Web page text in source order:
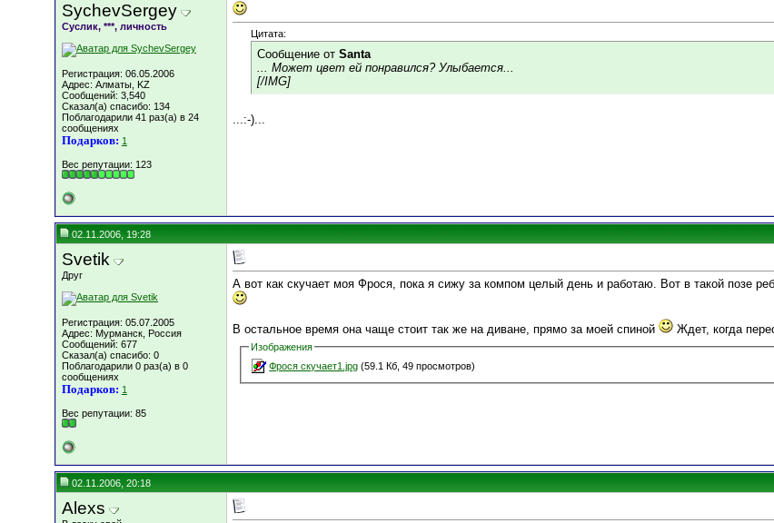
SychevSergey
Суслик, ***, личность
Регистрация: 06.05.2006
Адрес: Алматы, KZ
Сообщений: 3,540
Сказал(а) спасибо: 134
Поблагодарили 41 раз(а) в 24
сообщениях
Подарков: 1
Вес репутации: 123
Цитата:
Сообщение от Santa
... Может цвет ей понравился? Улыбается...
[/IMG]
...:-)...
02.11.2006, 19:28
Svetik
Друг
Регистрация: 05.07.2005
Адрес: Мурманск, Россия
Сообщений: 677
Сказал(а) спасибо: 0
Поблагодарили 0 раз(а) в 0
сообщениях
Подарков: 1
Вес репутации: 85
А вот как скучает моя Фрося, пока я сижу за компом целый день и работаю. Вот в такой позе
В остальное время она чаще стоит так же на диване, прямо за моей спиной Ждет, когда
Изображения
Фрося скучает1.jpg (59.1 Кб, 49 просмотров)
02.11.2006, 20:18
Alexs